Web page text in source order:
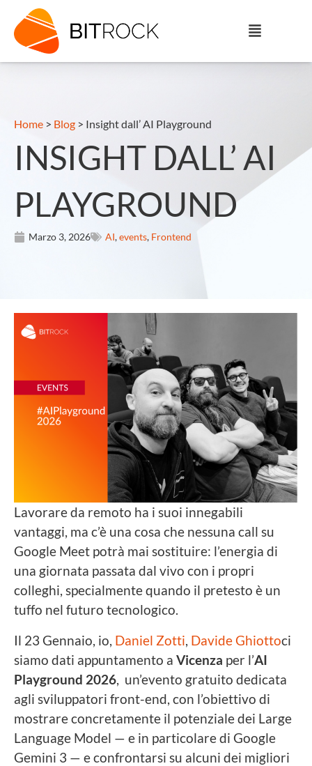
Home > Blog > Insight dall’ AI Playground
INSIGHT DALL’ AI
PLAYGROUND
Marzo 3, 2026 AI,events, Frontend
Lavorare da remoto ha i suoi innegabili
vantaggi, ma c’è una cosa che nessuna call su
Google Meet potrà mai sostituire: l’energia di
una giornata passata dal vivo con i propri
colleghi, specialmente quando il pretesto è un
tuffo nel futuro tecnologico.
Il 23 Gennaio, io, Daniel Zotti, Davide Ghiottoci
siamo dati appuntamento a Vicenza per l’AI
Playground 2026, un’evento gratuito dedicata
agli sviluppatori front-end, con l’obiettivo di
mostrare concretamente il potenziale dei Large
Language Model — e in particolare di Google
Gemini 3 — e confrontarsi su alcuni dei migliori